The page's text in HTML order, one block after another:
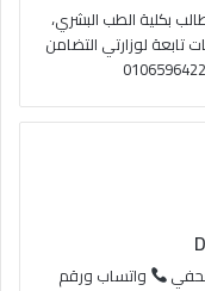
بكلية الطب البشري،
لوزارتي التضامن
واتساب ورقم